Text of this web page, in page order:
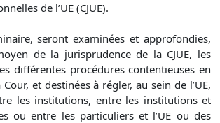
de l’UE (CJUE).
seront examinées et approfondies,
de la jurisprudence de la CJUE, les
différentes procédures contentieuses en
et destinées à régler, au sein de l’UE,
les institutions, entre les institutions et
ou entre les particuliers et l’UE ou des